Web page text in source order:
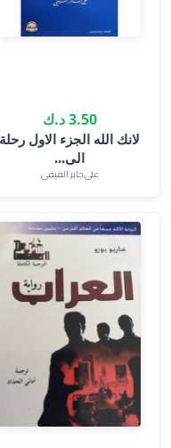
3.50 د.ك
لانك الله الجزء الاول رحلة
الى...
على جابر الفيفى